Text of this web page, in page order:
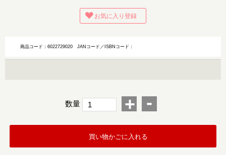
お気に入り登録
商品コード：6022729020JANコード／ISBNコード：
数量 + -
買い物かごに入れる